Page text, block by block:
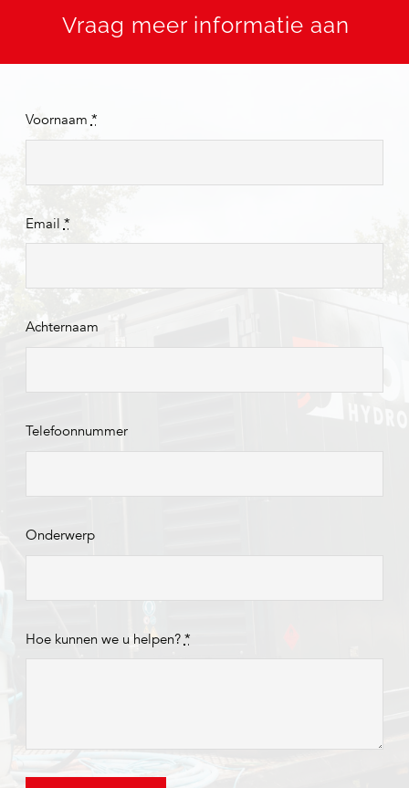
Vraag meer informatie aan
Voornaam *
Email *
Achternaam
Telefoonnummer
Onderwerp
Hoe kunnen we u helpen? *